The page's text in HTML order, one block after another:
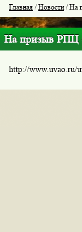
Главная /Новости/ На
На призыв РПЦ
http://www.uvao.ru/